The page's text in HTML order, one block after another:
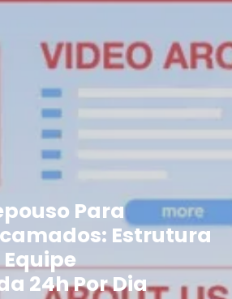
Para
Estrutura
24h Por Dia